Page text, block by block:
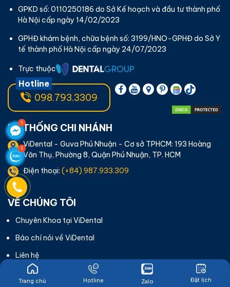
GPKD số: 0110250186 do Sở Kế hoạch và đầu tư thành phố
Hà Nội cấp ngày 14/02/2023
GPHĐ khám bệnh, chữa bệnh số: 3199/HNO-GPHĐ do Sở Y
tế thành phố Hà Nội cấp ngày 24/07/2023
Trực thuộc
Hotline
098.793.3309
HỆ THỐNG CHI NHÁNH
ViDental - Guva Phú Nhuận - Cơ sở TPHCM: 193 Hoàng
Văn Thụ, Phường 8, Quận Phú Nhuận, TP. HCM
Điện thoại: (+84) 987.933.309
VỀ CHÚNG TÔI
Chuyên Khoa tại ViDental
Báo chí nói về ViDental
Liên hệ
Tuyển dụng
Trang chủ Hotline Zalo Đặt lịch